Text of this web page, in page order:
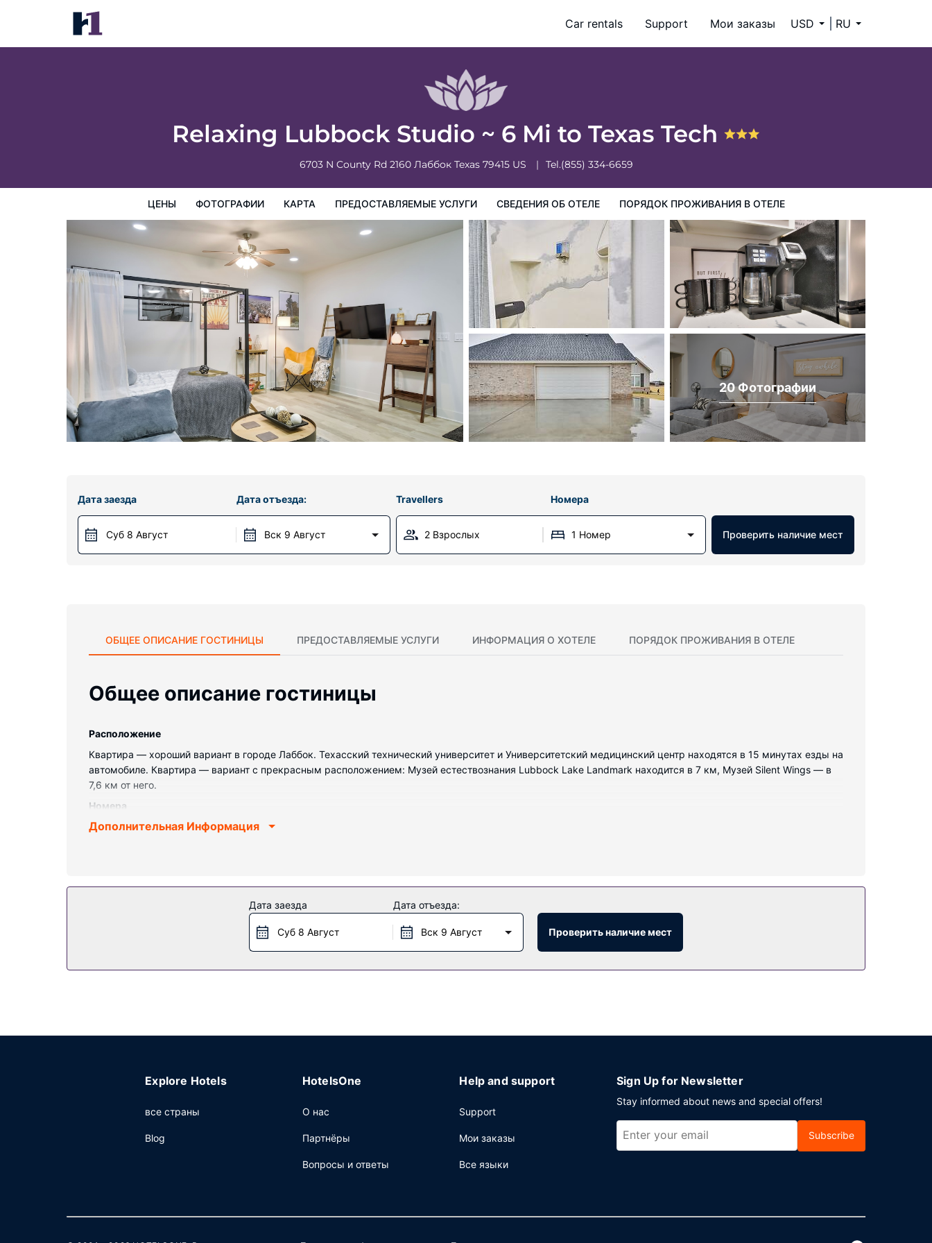
Car rentals Support Мои заказы USD RU
Relaxing Lubbock Studio ~ 6 Mi to Texas Tech
6703 N County Rd 2160 Лаббок Texas 79415 US Tel.(855) 334-6659
ЦЕНЫ ФОТОГРАФИИ КАРТА ПРЕДОСТАВЛЯЕМЫЕ УСЛУГИ СВЕДЕНИЯ ОБ ОТЕЛЕ ПОРЯДОК ПРОЖИВАНИЯ В ОТЕЛЕ
Relaxing Lubbock Studio ~ 6 Mi to Texas Tech
цены Порядок проживания в Отеле
20 Фотографии
Дата заезда
Суб 8 Август
Дата отъезда:
Вск 9 Август
Travellers Номера
2 Взрослых 1 Номер Проверить наличие мест
ОБЩЕЕ ОПИСАНИЕ ГОСТИНИЦЫ ПРЕДОСТАВЛЯЕМЫЕ УСЛУГИ ИНФОРМАЦИЯ О ХОТЕЛЕ ПОРЯДОК ПРОЖИВАНИЯ В ОТЕЛЕ
Общее описание гостиницы
Pасположение
Квартира — хороший вариант в городе Лаббок. Техасский технический университет и Университетский медицинский центр находятся в 15 минутах езды на
автомобиле. Квартира — вариант с прекрасным расположением: Музей естествознания Lubbock Lake Landmark находится в 7 км, Музей Silent Wings — в
7,6 км от него.
Номера
Располагайтесь с комфортом в этой квартире с кондиционированием. У вас будет кухня с духовкой и плитой. У этого номера есть внутренний дворик. В
доступны такие удобства, как игры.
Предоставляется бесплатная самостоятельная парковка.
Дополнительная Информация
Дата заезда
Суб 8 Август
Дата отъезда:
Вск 9 Август Проверить наличие мест
Explore Hotels
все страны
Blog
HotelsOne
О нас
Партнёры
Вопросы и ответы
Help and support
Support
Мои заказы
Все языки
Sign Up for Newsletter
Stay informed about news and special offers!
Subscribe